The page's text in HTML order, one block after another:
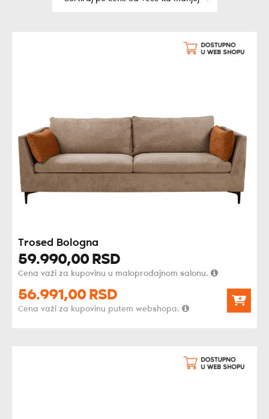
Trosed Bologna
59.990,00 RSD
Cena važi za kupovinu u maloprodajnom salonu.
56.991,00 RSD
Cena važi za kupovinu putem webshopa.